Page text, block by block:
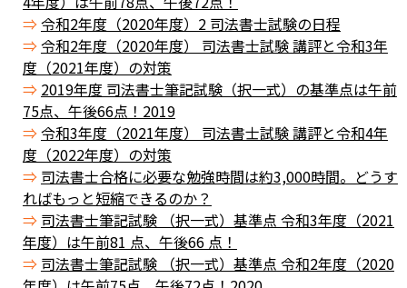
令和2年度（2020年度）2 司法書士試験の日程
令和2年度（2020年度） 司法書士試験 講評と令和3年
度（2021年度）の対策
2019年度 司法書士筆記試験（択一式）の基準点は午前
75点、午後66点！2019
令和3年度（2021年度） 司法書士試験 講評と令和4年
度（2022年度）の対策
司法書士合格に必要な勉強時間は約3,000時間。どうす
ればもっと短縮できるのか？
司法書士筆記試験 （択一式）基準点 令和3年度（2021
年度）は午前81 点、午後66 点！
司法書士筆記試験 （択一式）基準点 令和2年度（2020